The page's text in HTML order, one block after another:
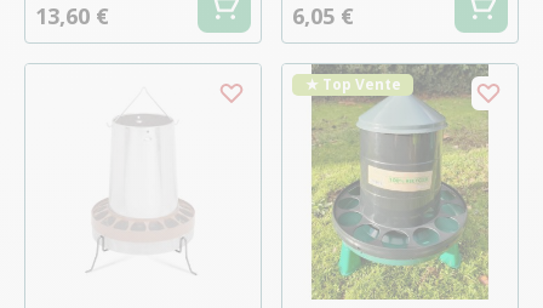
13,60 € 6,05 €
★ Top Vente